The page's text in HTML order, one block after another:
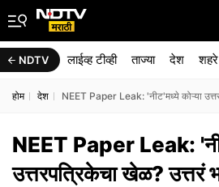
NDTV लाईव्ह टीव्ही ताज्या देश शहरे
होम देश NEET Paper Leak: 'नीट'मध्ये कोऱ्या
NEET Paper Leak:
उत्तरपत्रिकेचा खेळ? उत्तरं